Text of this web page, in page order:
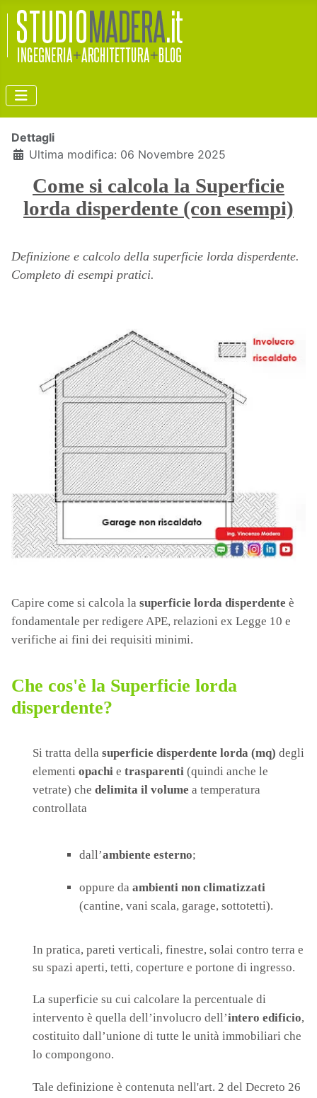
Dettagli
Ultima modifica: 06 Novembre 2025
Come si calcola la Superficie
lorda disperdente (con esempi)
Definizione e calcolo della superficie lorda disperdente.
Completo di esempi pratici.
Capire come si calcola la superficie lorda disperdente è
fondamentale per redigere APE, relazioni ex Legge 10 e
verifiche ai fini dei requisiti minimi.
Che cos'è la Superficie lorda
disperdente?
Si tratta della superficie disperdente lorda (mq) degli
elementi opachi e trasparenti (quindi anche le
vetrate) che delimita il volume a temperatura
controllata
dall’ambiente esterno;
oppure da ambienti non climatizzati
(cantine, vani scala, garage, sottotetti).
In pratica, pareti verticali, finestre, solai contro terra e
su spazi aperti, tetti, coperture e portone di ingresso.
La superficie su cui calcolare la percentuale di
intervento è quella dell’involucro dell’intero edificio,
costituito dall’unione di tutte le unità immobiliari che
lo compongono.
Tale definizione è contenuta nell'art. 2 del Decreto 26